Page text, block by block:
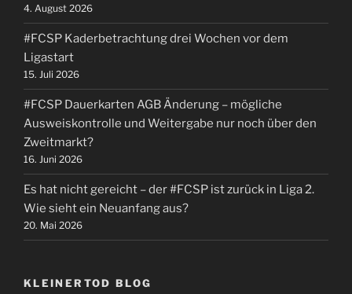
4. August 2026
#FCSP Kaderbetrachtung drei Wochen vor dem
Ligastart
15. Juli 2026
#FCSP Dauerkarten AGB Änderung – mögliche
Ausweiskontrolle und Weitergabe nur noch über den
Zweitmarkt?
16. Juni 2026
Es hat nicht gereicht – der #FCSP ist zurück in Liga 2.
Wie sieht ein Neuanfang aus?
20. Mai 2026
KLEINERTOD BLOG